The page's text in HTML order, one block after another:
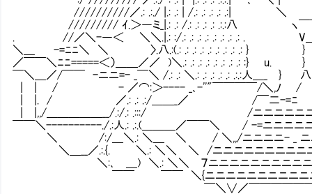
//////////／.: .:./ |.: .: | /.: .: .: .: .:| ＼
///////// ｲ.＞―ミ_|.: .: /.: .: .: .: .:.:八 ヽ￣
. //／＼-―＜ ＼＼.|.: :/.: .: .: .: .: .: .: .: . V＿
＼＿ -=ﾆﾆ＼ ＼ 〉.八.:(.: .: .: .: .: .: .: .: .: }
／￣￣＼ﾆﾆ=====＜）＿＿／／ )＼.: .: .: .: .: .: .: .:
￣＼＿／/￣￣ -ニニ=- _￣＼ /.: .: ＼.: .: .: .: .: .:.:人＿
| | / - ／⌒:＞---- _､-''"￣￣￣￣/＼,ﾉ / に
| |. / ／.: .: .:/＿＿_／ /￣二-=ﾆ 〈ニ
| |,,/＿＿＿＿＿__/.:/.: .:::/ /ニニニニニニ- _ ---
￣￣＼----------./.:人.: .:.(＿＿＿／￣￣＼ / -=ニニニ
＼ /:/＿＼.: ＼＿ ＼ / ＼,,/ニニニニ- _
＼＿__／.:.{. ＼.: ＼＼ ＼ /ニニニニニニニニ
＼:､ ＿) ＼.: ＼＼ ７ニニニニニニニニニニ
￣￣ ￣￣ ＼{ニニニニニニニニニニニニ
￣＼∨／￣￣￣￣￣￣￣￣￣